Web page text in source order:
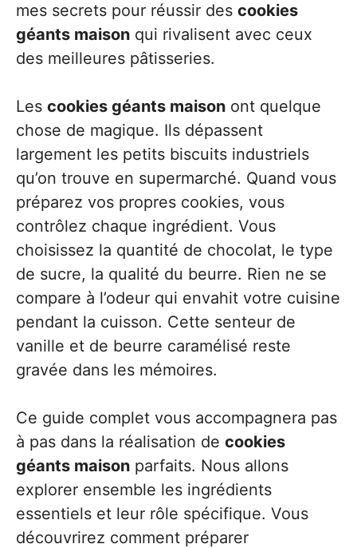
mes secrets pour réussir des cookies
géants maison qui rivalisent avec ceux
des meilleures pâtisseries.
Les cookies géants maison ont quelque
chose de magique. Ils dépassent
largement les petits biscuits industriels
qu’on trouve en supermarché. Quand vous
préparez vos propres cookies, vous
contrôlez chaque ingrédient. Vous
choisissez la quantité de chocolat, le type
de sucre, la qualité du beurre. Rien ne se
compare à l’odeur qui envahit votre cuisine
pendant la cuisson. Cette senteur de
vanille et de beurre caramélisé reste
gravée dans les mémoires.
Ce guide complet vous accompagnera pas
à pas dans la réalisation de cookies
géants maison parfaits. Nous allons
explorer ensemble les ingrédients
essentiels et leur rôle spécifique. Vous
découvrirez comment préparer